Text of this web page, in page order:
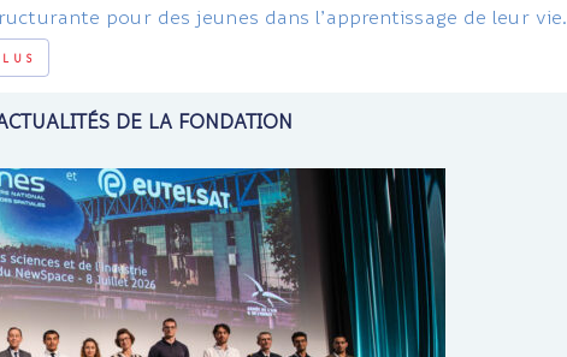
pour des jeunes dans l’apprentissage de leur vie.
DE LA FONDATION